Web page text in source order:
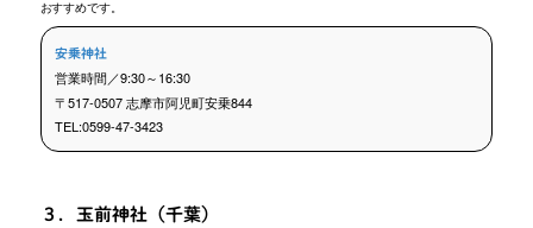
おすすめです。
安乗神社
営業時間／9:30～16:30
〒517-0507 志摩市阿児町安乗844
TEL:0599-47-3423
３．玉前神社（千葉）